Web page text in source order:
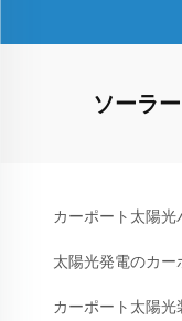
ソーラ
カーポート太陽光
太陽光発電のカ
カーポート太陽光